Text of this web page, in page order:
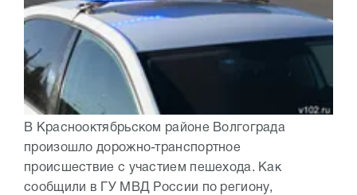
В Краснооктябрьском районе Волгограда
произошло дорожно-транспортное
происшествие с участием пешехода. Как
сообщили в ГУ МВД России по региону,